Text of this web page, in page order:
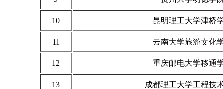
10 昆明理工大学津桥
11 云南大学旅游文化
12 重庆邮电大学移通
13 成都理工大学工程技